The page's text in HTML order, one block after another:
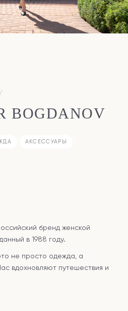
BOGDANOV
АКСЕССУАРЫ
бренд женской
в 1988 году.
не просто одежда, а
вдохновляют путешествия и